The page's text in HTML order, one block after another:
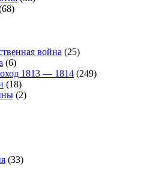
война (25)
(6)
1813 — 1814 (249)
(18)
(2)
(33)